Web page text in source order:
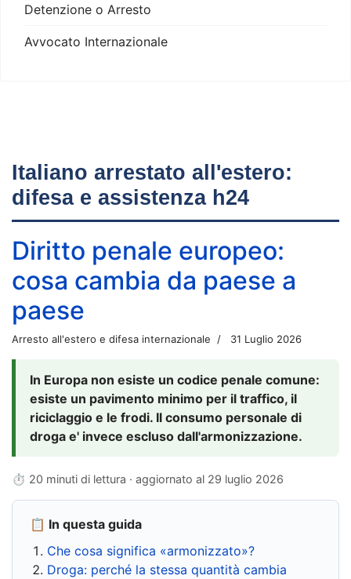
Detenzione o Arresto
Avvocato Internazionale
Italiano arrestato all'estero:
difesa e assistenza h24
Diritto penale europeo:
cosa cambia da paese a
paese
Arresto all'estero e difesa internazionale 31 Luglio 2026
In Europa non esiste un codice penale comune:
esiste un pavimento minimo per il traffico, il
riciclaggio e le frodi. Il consumo personale di
droga e' invece escluso dall'armonizzazione.
⏱ 20 minuti di lettura · aggiornato al 29 luglio 2026
📋 In questa guida
Che cosa significa «armonizzato»?
Droga: perché la stessa quantità cambia